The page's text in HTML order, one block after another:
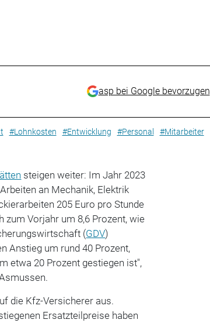
asp bei Google bevorzugen
#Lohnkosten #Entwicklung #Personal
#Mitarbeiter
steigen weiter: Im Jahr 2023
an Mechanik, Elektrik
205 Euro pro Stunde
zum Vorjahr um 8,6 Prozent, wie
(GDV)
Anstieg um rund 40 Prozent,
etwa 20 Prozent gestiegen ist",
die Kfz-Versicherer aus.
Ersatzteilpreise haben